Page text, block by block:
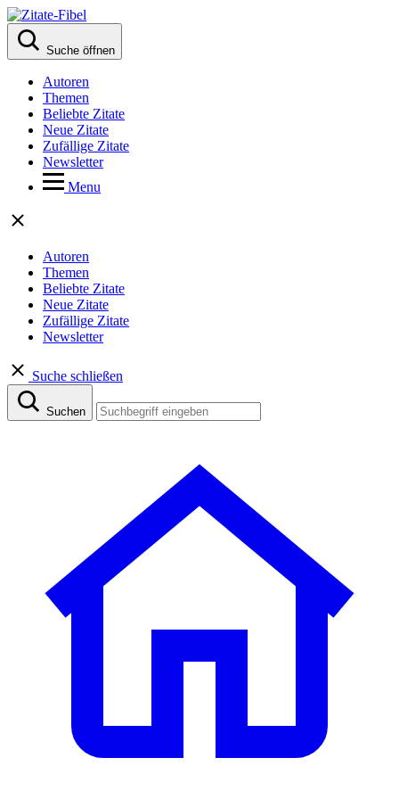
Suche öffnen
Autoren
Themen
Beliebte Zitate
Neue Zitate
Zufällige Zitate
Newsletter
Menu
Autoren
Themen
Beliebte Zitate
Neue Zitate
Zufällige Zitate
Newsletter
Suche schließen
Suchen